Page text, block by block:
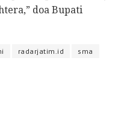
doa Bupati
radarjatim.id
sma